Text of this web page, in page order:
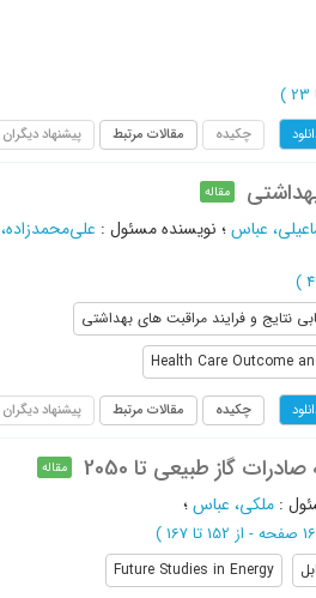
)
چکیده مقالات مرتبط پیشنهاد دیگران
مقاله
عباس؛ نویسنده مسئول : علی‌محمدزاده،
)
نتایج و فرایند مراقبت های بهداشتی
Health Care Outcome
چکیده مقالات مرتبط پیشنهاد دیگران
گاز طبیعی تا 2050 مقاله
: ملکی، عباس؛
از 152 تا 167 )
Future Studies in Energy